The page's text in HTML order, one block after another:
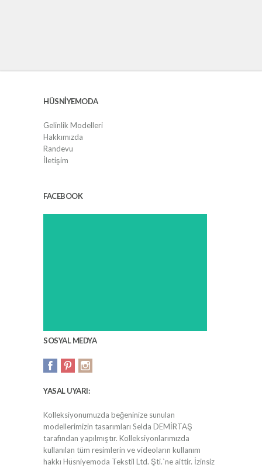
HÜSNIYEMODA
Gelinlik Modelleri
Hakkımızda
Randevu
İletişim
FACEBOOK
SOSYAL MEDYA
YASAL UYARI:
Kolleksiyonumuzda beğeninize sunulan
modellerimizin tasarımları Selda DEMİRTAŞ
tarafından yapılmıştır. Kolleksiyonlarımızda
kullanılan tüm resimlerin ve videoların kullanım
hakkı Hüsniyemoda Tekstil Ltd. Şti.`ne aittir. İzinsiz